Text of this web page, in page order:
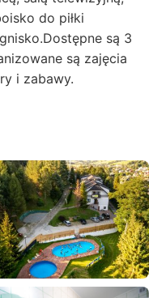
do piłki
są 3
są zajęcia
i zabawy.